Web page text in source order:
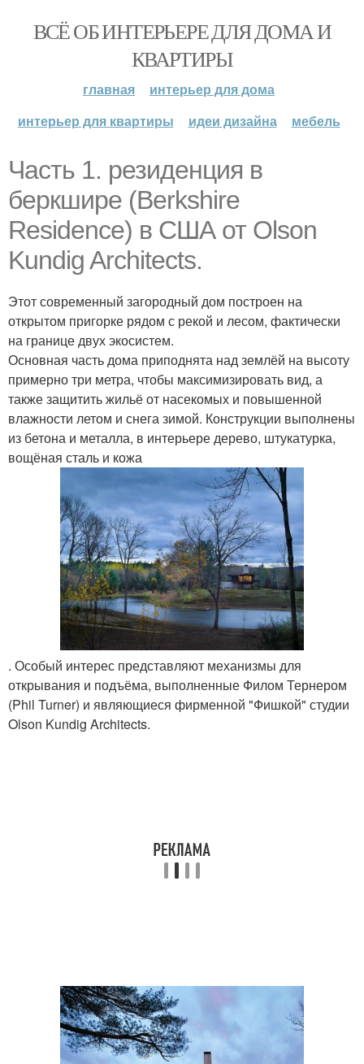
ВСЁ ОБ ИНТЕРЬЕРЕ ДЛЯ ДОМА И
КВАРТИРЫ
главная
интерьер для дома
интерьер для квартиры
идеи дизайна мебель
Часть 1. резиденция в
беркшире (Berkshire
Residence) в США от Olson
Kundig Architects.
Этот современный загородный дом построен на
открытом пригорке рядом с рекой и лесом, фактически
на границе двух экосистем.
Основная часть дома приподнята над землёй на высоту
примерно три метра, чтобы максимизировать вид, а
также защитить жильё от насекомых и повышенной
влажности летом и снега зимой. Конструкции выполнены
из бетона и металла, в интерьере дерево, штукатурка,
вощёная сталь и кожа
. Особый интерес представляют механизмы для
открывания и подъёма, выполненные Филом Тернером
(Phil Turner) и являющиеся фирменной "Фишкой" студии
Olson Kundig Architects.